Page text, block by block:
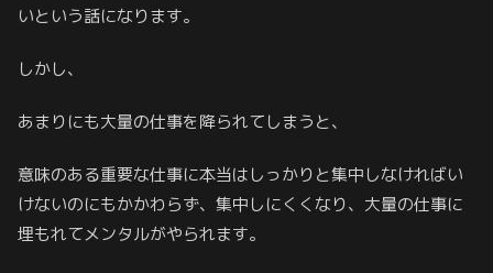
いという話になります。
しかし、
あまりにも大量の仕事を降られてしまうと、
意味のある重要な仕事に本当はしっかりと集中しなければい
けないのにもかかわらず、集中しにくくなり、大量の仕事に
埋もれてメンタルがやられます。